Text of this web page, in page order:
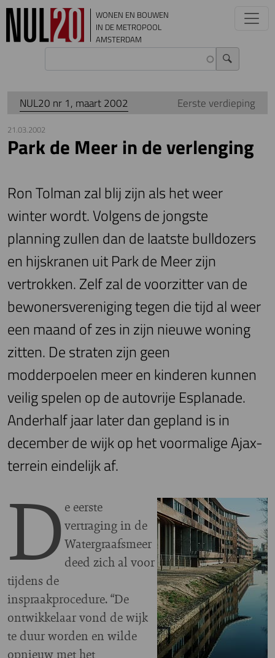
Overslaan en naar de inhoud gaan
WONEN EN BOUWEN
IN DE METROPOOL
AMSTERDAM
NUL20 nr 1, maart 2002 Eerste verdieping
21.03.2002
Park de Meer in de verlenging
Ron Tolman zal blij zijn als het weer
winter wordt. Volgens de jongste
planning zullen dan de laatste bulldozers
en hijskranen uit Park de Meer zijn
vertrokken. Zelf zal de voorzitter van de
bewonersvereniging tegen die tijd al weer
een maand of zes in zijn nieuwe woning
zitten. De straten zijn geen
modderpoelen meer en kinderen kunnen
veilig spelen op de autovrije Esplanade.
Anderhalf jaar later dan gepland is in
december de wijk op het voormalige Ajax-
terrein eindelijk af.
D e eerste
vertraging in de
Watergraafsmeer
deed zich al voor
tijdens de
inspraakprocedure. “De
ontwikkelaar vond de wijk
te duur worden en wilde
opnieuw met het